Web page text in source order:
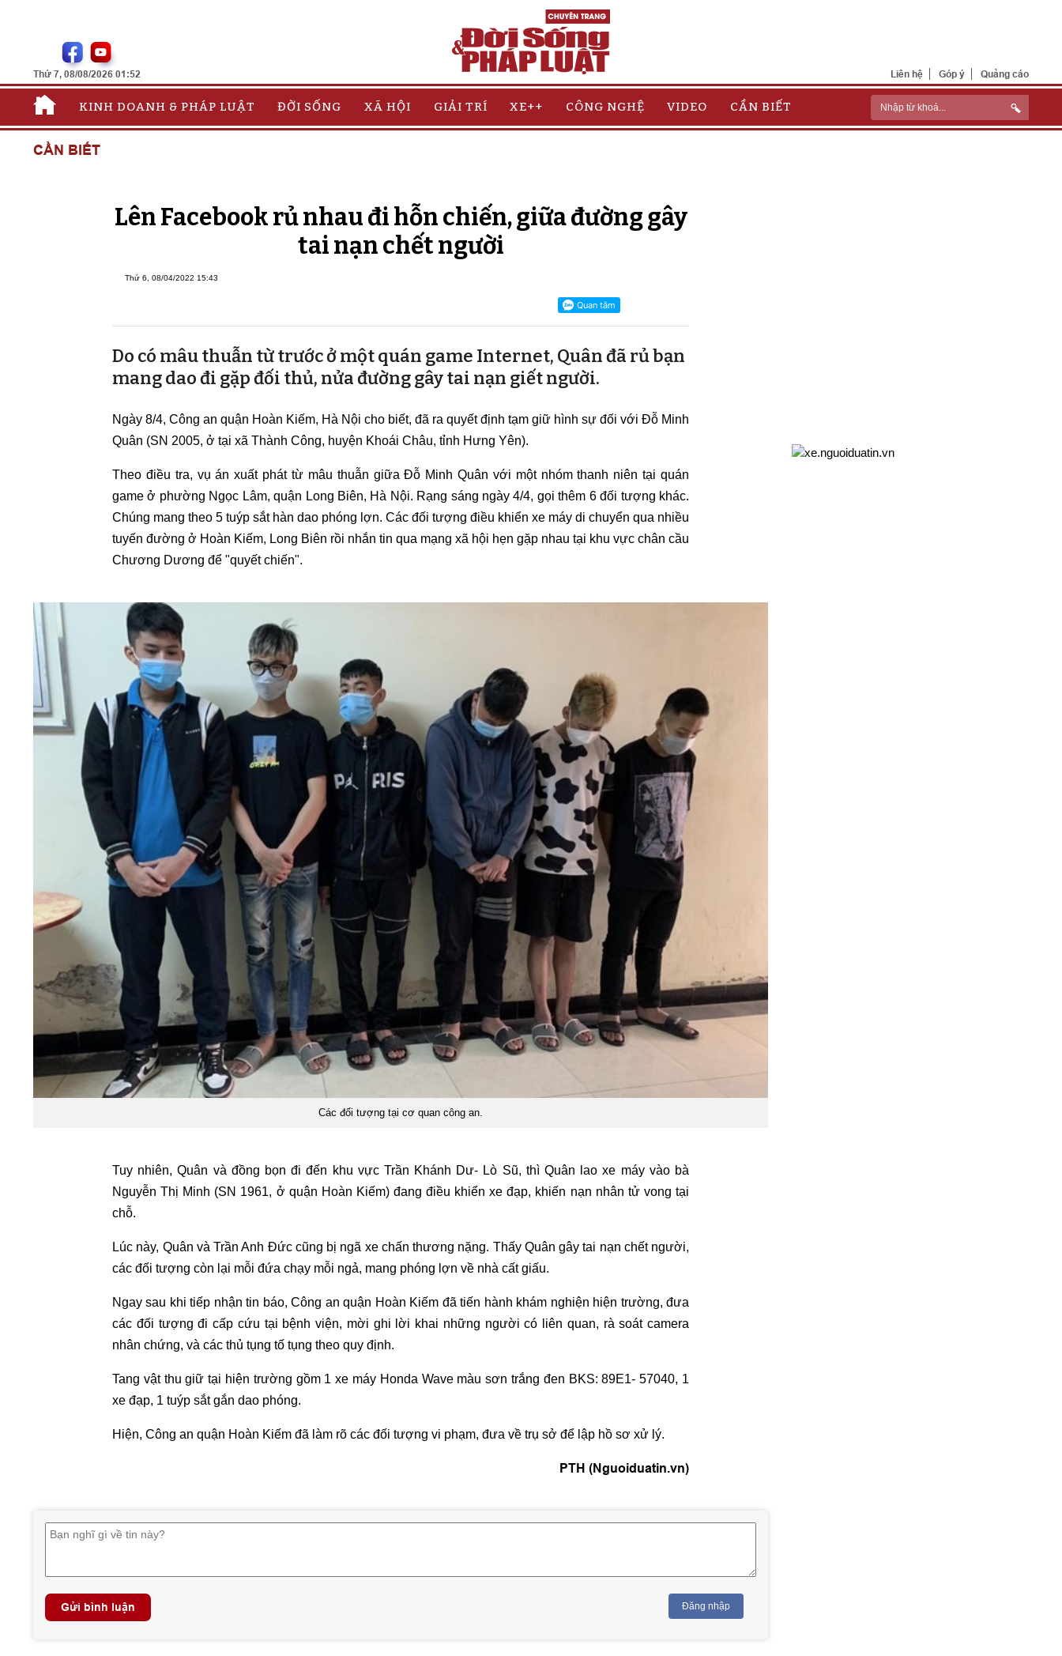
Thứ 7, 08/08/2026 01:52 Liên hệ Góp ý Quảng cáo
KINH DOANH & PHÁP LUẬT ĐỜI SỐNG XÃ HỘI GIẢI TRÍ XE++ CÔNG NGHỆ VIDEO CẦN BIẾT
CẦN BIẾT
Lên Facebook rủ nhau đi hỗn chiến, giữa đường gây
tai nạn chết người
Thứ 6, 08/04/2022 15:43
Do có mâu thuẫn từ trước ở một quán game Internet, Quân đã rủ bạn
mang dao đi gặp đối thủ, nửa đường gây tai nạn giết người.
Ngày 8/4, Công an quận Hoàn Kiếm, Hà Nội cho biết, đã ra quyết định tạm giữ hình sự đối với Đỗ Minh
Quân (SN 2005, ở tại xã Thành Công, huyện Khoái Châu, tỉnh Hưng Yên).
Theo điều tra, vụ án xuất phát từ mâu thuẫn giữa Đỗ Minh Quân với một nhóm thanh niên tại quán
game ở phường Ngọc Lâm, quận Long Biên, Hà Nội. Rạng sáng ngày 4/4, gọi thêm 6 đối tượng khác.
Chúng mang theo 5 tuýp sắt hàn dao phóng lợn. Các đối tượng điều khiển xe máy di chuyển qua nhiều
tuyến đường ở Hoàn Kiếm, Long Biên rồi nhắn tin qua mạng xã hội hẹn gặp nhau tại khu vực chân cầu
Chương Dương để "quyết chiến".
Các đối tượng tại cơ quan công an.
Tuy nhiên, Quân và đồng bọn đi đến khu vực Trần Khánh Dư- Lò Sũ, thì Quân lao xe máy vào bà
Nguyễn Thị Minh (SN 1961, ở quận Hoàn Kiếm) đang điều khiển xe đạp, khiến nạn nhân tử vong tại
chỗ.
Lúc này, Quân và Trần Anh Đức cũng bị ngã xe chấn thương nặng. Thấy Quân gây tai nạn chết người,
các đối tượng còn lại mỗi đứa chạy mỗi ngả, mang phóng lợn về nhà cất giấu.
Ngay sau khi tiếp nhận tin báo, Công an quận Hoàn Kiếm đã tiến hành khám nghiện hiện trường, đưa
các đối tượng đi cấp cứu tại bệnh viện, mời ghi lời khai những người có liên quan, rà soát camera
nhân chứng, và các thủ tụng tố tụng theo quy định.
Tang vật thu giữ tại hiện trường gồm 1 xe máy Honda Wave màu sơn trắng đen BKS: 89E1- 57040, 1
xe đạp, 1 tuýp sắt gắn dao phóng.
Hiện, Công an quận Hoàn Kiếm đã làm rõ các đối tượng vi phạm, đưa về trụ sở để lập hồ sơ xử lý.
PTH (Nguoiduatin.vn)
Gửi bình luận Đăng nhập